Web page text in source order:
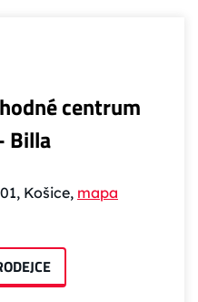
centrum
Billa
Košice, mapa